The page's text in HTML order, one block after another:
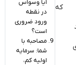
که
آیا وسواس
در نقطه
ورود ضروری
است؟
مصاحبه با
شما: سرمایه
اولیه کم،